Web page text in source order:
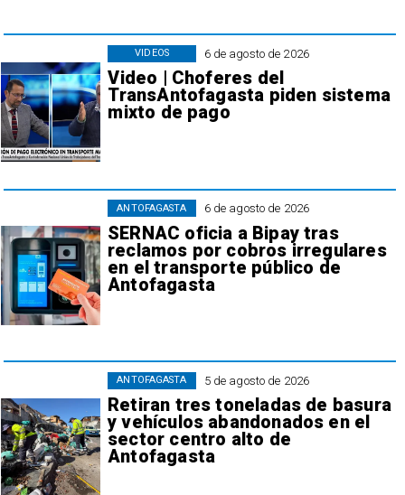
6 de agosto de 2026
Video | Choferes del
TransAntofagasta piden sistema
mixto de pago
VIDEOS
6 de agosto de 2026
SERNAC oficia a Bipay tras
reclamos por cobros irregulares
en el transporte público de
Antofagasta
ANTOFAGASTA
5 de agosto de 2026
Retiran tres toneladas de basura
y vehículos abandonados en el
sector centro alto de
Antofagasta
ANTOFAGASTA